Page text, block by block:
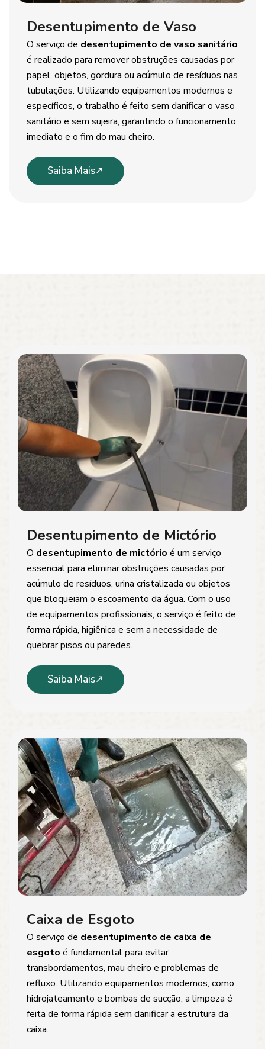
Desentupimento de Vaso
O serviço de desentupimento de vaso sanitário
é realizado para remover obstruções causadas por
papel, objetos, gordura ou acúmulo de resíduos nas
tubulações. Utilizando equipamentos modernos e
específicos, o trabalho é feito sem danificar o vaso
sanitário e sem sujeira, garantindo o funcionamento
imediato e o fim do mau cheiro.
Saiba Mais
Desentupimento de Mictório
O desentupimento de mictório é um serviço
essencial para eliminar obstruções causadas por
acúmulo de resíduos, urina cristalizada ou objetos
que bloqueiam o escoamento da água. Com o uso
de equipamentos profissionais, o serviço é feito de
forma rápida, higiênica e sem a necessidade de
quebrar pisos ou paredes.
Saiba Mais
Caixa de Esgoto
O serviço de desentupimento de caixa de
esgoto é fundamental para evitar
transbordamentos, mau cheiro e problemas de
refluxo. Utilizando equipamentos modernos, como
hidrojateamento e bombas de sucção, a limpeza é
feita de forma rápida sem danificar a estrutura da
caixa.